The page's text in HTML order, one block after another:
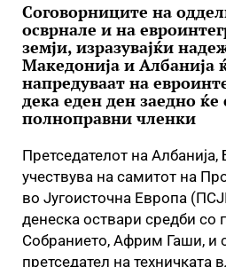
Соговорниците на
осврнале и на
земји, изразувајќи
Македонија и Албанија
напредуваат на
дека еден ден заедно ќе
полноправни членки
Претседателот на Албанија,
учествува на самитот на
во Југоисточна Европа
денеска оствари средби со
Собранието, Африм Гаши, и
претседател на техничката